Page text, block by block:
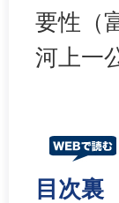
要性（
河上一
目次裏